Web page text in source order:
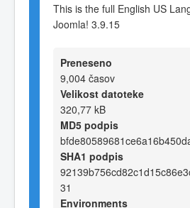
This is the full English US
Joomla! 3.9.15
Preneseno
9,004 časov
Velikost datoteke
320,77 kB
MD5 podpis
SHA1 podpis
31
Environments